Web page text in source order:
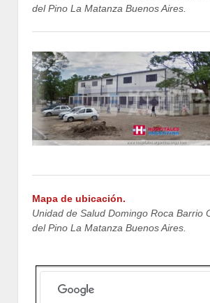
del Pino La Matanza Buenos Aires.
Mapa de ubicación.
Unidad de Salud Domingo Roca Barrio
del Pino La Matanza Buenos Aires.